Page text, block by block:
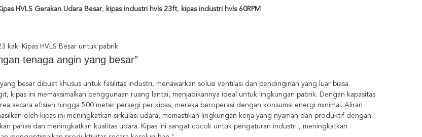
HVLS Gerakan Udara Besar, kipas industri hvls 23ft, kipas industri hvls 60RPM
kaki Kipas HVLS Besar untuk pabrik
tenaga angin yang besar”
yang besar dibuat khusus untuk fasilitas industri, menawarkan solusi ventilasi dan pendinginan yang luar biasa.
kipas ini memaksimalkan penggunaan ruang lantai, menjadikannya ideal untuk lingkungan pabrik. Dengan kapasitas
secara efisien hingga 500 meter persegi per kipas, mereka beroperasi dengan konsumsi energi minimal. Aliran
oleh kipas ini meningkatkan sirkulasi udara, memastikan lingkungan kerja yang nyaman dan produktif dengan
panas dan meningkatkan kualitas udara. Kipas ini sangat cocok untuk pengaturan industri , meningkatkan